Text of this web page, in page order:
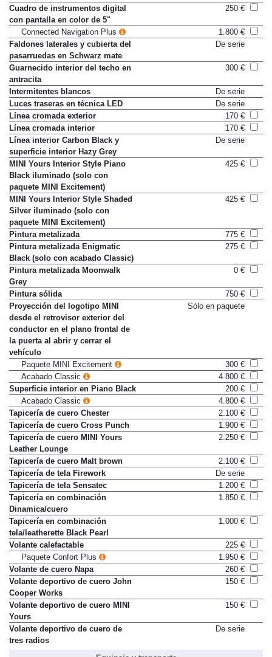
carrocería
Cuadro de instrumentos digital
con pantalla en color de 5"
Connected Navigation Plus
1.800 €
Faldones laterales y cubierta del
pasarruedas en Schwarz mate
Guarnecido interior del techo en
antracita
Intermitentes blancos
De serie
Luces traseras en técnica LED
De serie
Línea cromada exterior
170 €
Línea cromada interior
170 €
Línea interior Carbon Black y
superficie interior Hazy Grey
MINI Yours Interior Style Piano
Black iluminado (solo con
paquete MINI Excitement)
MINI Yours Interior Style Shaded
Silver iluminado (solo con
paquete MINI Excitement)
Pintura metalizada
775 €
Pintura metalizada Enigmatic
Black (solo con acabado Classic)
Pintura metalizada Moonwalk
Grey
Pintura sólida
750 €
Proyección del logotipo MINI
desde el retrovisor exterior del
conductor en el plano frontal de
la puerta al abrir y cerrar el
vehículo
Paquete MINI Excitement
300 €
Acabado Classic
4.800 €
Superficie interior en Piano Black
200 €
Acabado Classic
4.800 €
Tapicería de cuero Chester
2.100 €
Tapicería de cuero Cross Punch
1.900 €
Tapicería de cuero MINI Yours
Leather Lounge
Tapicería de cuero Malt brown
2.100 €
Tapicería de tela Firework
De serie
Tapicería de tela Sensatec
1.200 €
Tapicería en combinación
Dinamica/cuero
Tapicería en combinación
tela/leatherette Black Pearl
Volante calefactable
225 €
Paquete Confort Plus
1.950 €
Volante de cuero Napa
260 €
Volante deportivo de cuero John
Cooper Works
Volante deportivo de cuero MINI
Yours
Volante deportivo de cuero de